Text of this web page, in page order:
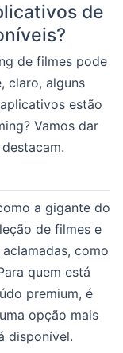
de
de filmes pode
claro, alguns
estão
Vamos dar
a gigante do
de filmes e
como
quem está
premium, é
opção mais
disponível.